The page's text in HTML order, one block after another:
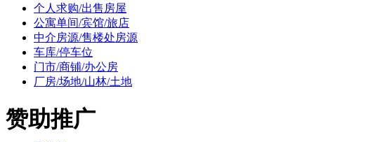
个人求购/出售房屋
公寓单间/宾馆/旅店
中介房源/售楼处房源
车库/停车位
门市/商铺/办公房
厂房/场地/山林/土地
赞助推广